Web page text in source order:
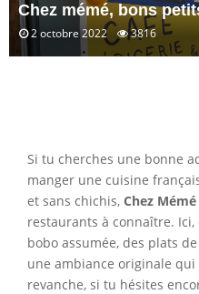
Chez mémé, bons
2 octobre 2022 3816
Si tu cherches une bonne
manger une cuisine
et sans chichis, Chez Mémé
restaurants à connaître.
bobo assumée, des plats
une ambiance originale qui
revanche, si tu hésites